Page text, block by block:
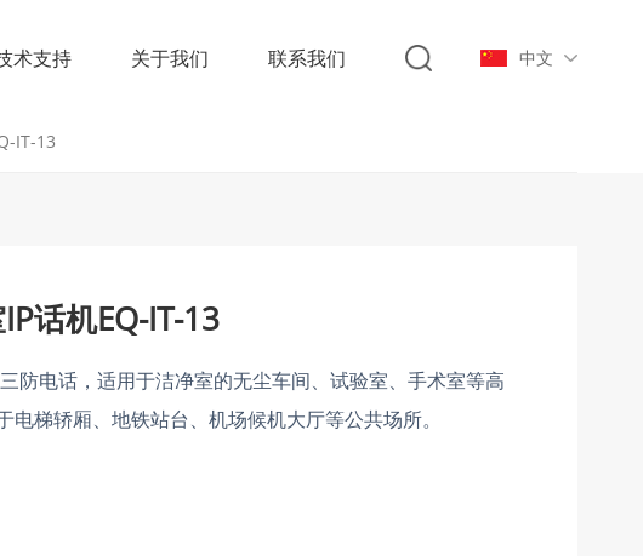
术支持 关于我们 联系我们 中文
IT-13
话机EQ-IT-13
防电话，适用于洁净室的无尘车间、试验室、手术室等高
电梯轿厢、地铁站台、机场候机大厅等公共场所。